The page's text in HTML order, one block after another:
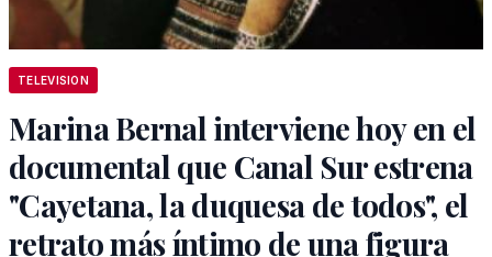
TELEVISION
Marina Bernal interviene hoy en el
documental que Canal Sur estrena
"Cayetana, la duquesa de todos", el
retrato más íntimo de una figura